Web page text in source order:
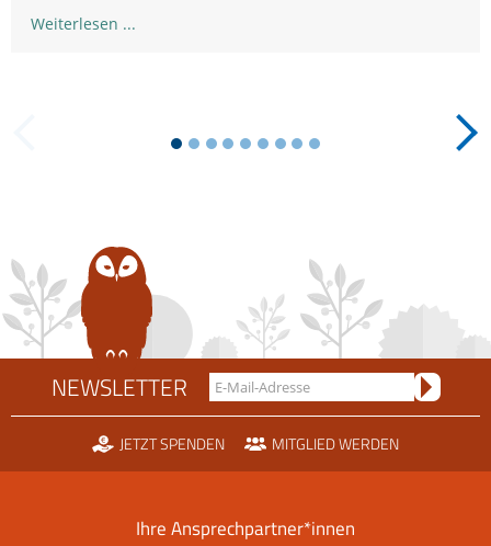
Weiterlesen
NEWSLETTER
JETZT SPENDEN MITGLIED WERDEN
Ihre Ansprechpartner*innen